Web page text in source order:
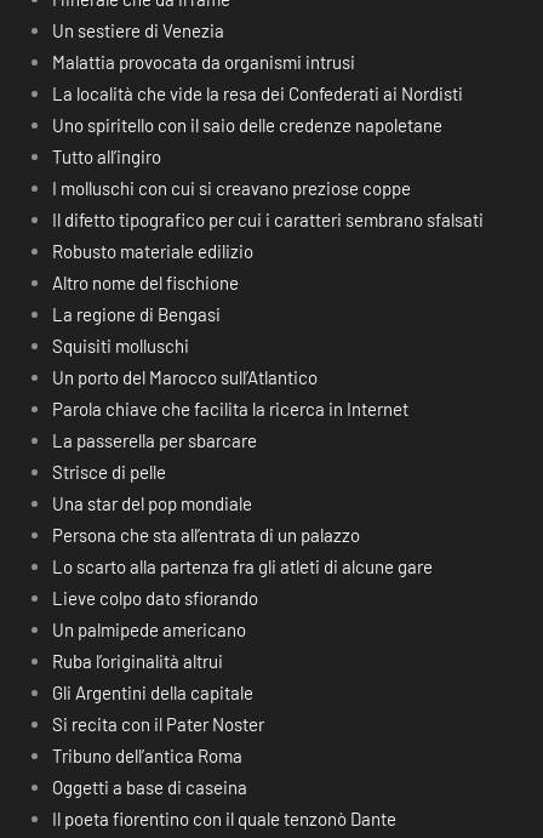
Un sestiere di Venezia
Malattia provocata da organismi intrusi
La località che vide la resa dei Confederati ai Nordisti
Uno spiritello con il saio delle credenze napoletane
Tutto all’ingiro
I molluschi con cui si creavano preziose coppe
Il difetto tipografico per cui i caratteri sembrano sfalsati
Robusto materiale edilizio
Altro nome del fischione
La regione di Bengasi
Squisiti molluschi
Un porto del Marocco sull’Atlantico
Parola chiave che facilita la ricerca in Internet
La passerella per sbarcare
Strisce di pelle
Una star del pop mondiale
Persona che sta all’entrata di un palazzo
Lo scarto alla partenza fra gli atleti di alcune gare
Lieve colpo dato sfiorando
Un palmipede americano
Ruba l’originalità altrui
Gli Argentini della capitale
Si recita con il Pater Noster
Tribuno dell’antica Roma
Oggetti a base di caseina
Il poeta fiorentino con il quale tenzonò Dante